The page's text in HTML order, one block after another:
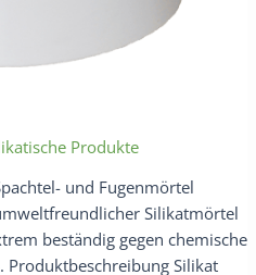
Produkte
und Fugenmörtel
Silikatmörtel
beständig gegen chemische
Produktbeschreibung Silikat